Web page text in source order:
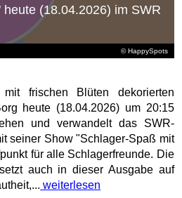
© HappySpots
(18.04.2026) im SWR
frischen Blüten dekorierten
heute (18.04.2026) um 20:15
und verwandelt das SWR-
seiner Show "Schlager-Spaß mit
für alle Schlagerfreunde. Die
auch in dieser Ausgabe auf
weiterlesen